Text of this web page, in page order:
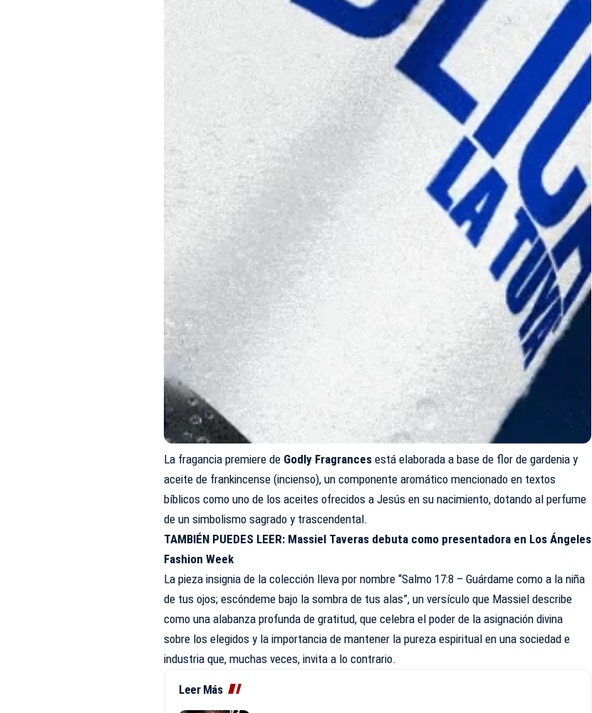
La fragancia premiere de Godly Fragrances está elaborada a base de flor de gardenia y
aceite de frankincense (incienso), un componente aromático mencionado en textos
bíblicos como uno de los aceites ofrecidos a Jesús en su nacimiento, dotando al perfume
de un simbolismo sagrado y trascendental.
TAMBIÉN PUEDES LEER: Massiel Taveras debuta como presentadora en Los Ángeles
Fashion Week
La pieza insignia de la colección lleva por nombre “Salmo 17:8 – Guárdame como a la niña
de tus ojos; escóndeme bajo la sombra de tus alas”, un versículo que Massiel describe
como una alabanza profunda de gratitud, que celebra el poder de la asignación divina
sobre los elegidos y la importancia de mantener la pureza espiritual en una sociedad e
industria que, muchas veces, invita a lo contrario.
Leer Más